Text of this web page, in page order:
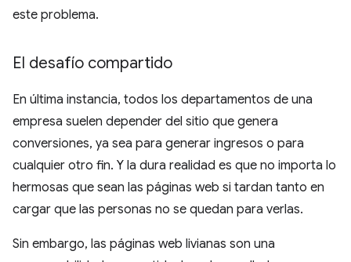
este problema.
El desafío compartido
En última instancia, todos los departamentos de una
empresa suelen depender del sitio que genera
conversiones, ya sea para generar ingresos o para
cualquier otro fin. Y la dura realidad es que no importa lo
hermosas que sean las páginas web si tardan tanto en
cargar que las personas no se quedan para verlas.
Sin embargo, las páginas web livianas son una